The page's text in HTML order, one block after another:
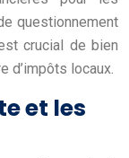
questionnement
crucial de bien
d’impôts locaux.
et les